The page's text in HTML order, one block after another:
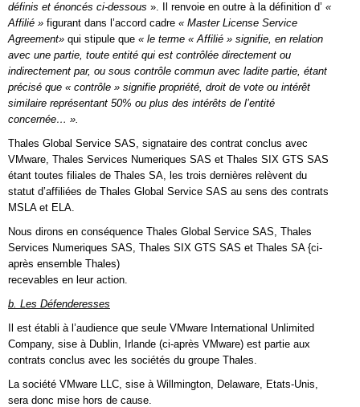
définis et énoncés ci-dessous ». Il renvoie en outre à la définition d’ «
Affilié » figurant dans l’accord cadre « Master License Service
Agreement» qui stipule que « le terme « Affilié » signifie, en relation
avec une partie, toute entité qui est contrôlée directement ou
indirectement par, ou sous contrôle commun avec ladite partie, étant
précisé que « contrôle » signifie propriété, droit de vote ou intérêt
similaire représentant 50% ou plus des intérêts de l’entité
concernée… ».
Thales Global Service SAS, signataire des contrat conclus avec
VMware, Thales Services Numeriques SAS et Thales SIX GTS SAS
étant toutes filiales de Thales SA, les trois dernières relèvent du
statut d’affiliées de Thales Global Service SAS au sens des contrats
MSLA et ELA.
Nous dirons en conséquence Thales Global Service SAS, Thales
Services Numeriques SAS, Thales SIX GTS SAS et Thales SA {ci-
après ensemble Thales)
recevables en leur action.
b. Les Défenderesses
Il est établi à l’audience que seule VMware International Unlimited
Company, sise à Dublin, Irlande (ci-après VMware) est partie aux
contrats conclus avec les sociétés du groupe Thales.
La société VMware LLC, sise à Willmington, Delaware, Etats-Unis,
sera donc mise hors de cause.